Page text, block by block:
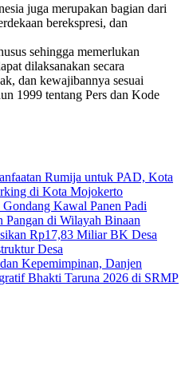
juga merupakan bagian dari
berekspresi, dan
sehingga memerlukan
dilaksanakan secara
dan kewajibannya sesuai
1999 tentang Pers dan Kode
Rumija untuk PAD, Kota
di Kota Mojokerto
Kawal Panen Padi
Pangan di Wilayah Binaan
Rp17,83 Miliar BK Desa
Desa
Kepemimpinan, Danjen
Bhakti Taruna 2026 di SRMP